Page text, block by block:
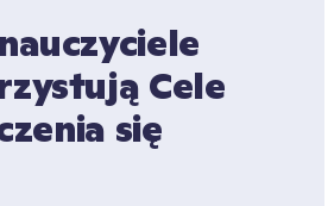
Cele
się